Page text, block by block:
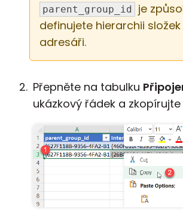
parent_group_id
je
definujete hierarchii
adresáři.
Přepněte na tabulku
ukázkový řádek a zkopírujte